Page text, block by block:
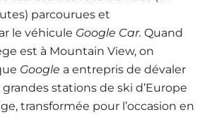
parcourues et
le véhicule Google Car. Quand
est à Mountain View, on
Google a entrepris de dévaler
stations de ski d’Europe
transformée pour l’occasion en